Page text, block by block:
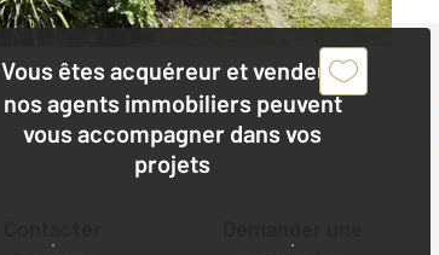
Vous êtes acquéreur et vendeur,
nos agents immobiliers peuvent
vous accompagner dans vos
projets